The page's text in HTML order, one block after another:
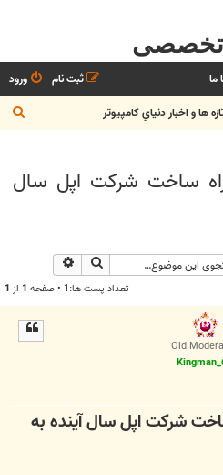
تخصصی
ما ورود
ثبت نام
ها و اخبار دنياي کامپيوتر
س
ساخت شركت اپل سال
جستجو
تعداد پست ها:1 • صفحه 1 از 1
Old
شركت اپل سال آينده به